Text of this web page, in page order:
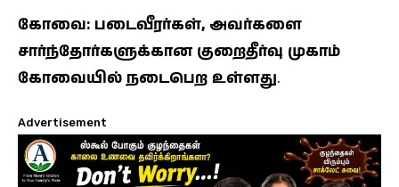
கோவை: படைவீரர்கள், அவர்களை
சார்ந்தோர்களுக்கான குறைதீர்வு முகாம்
கோவையில் நடைபெற உள்ளது.
Advertisement